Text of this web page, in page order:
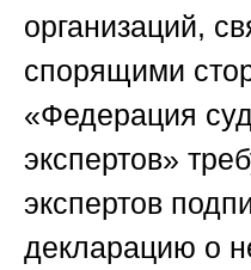
организаций,
спорящими
«Федерация
экспертов»
экспертов
декларацию о